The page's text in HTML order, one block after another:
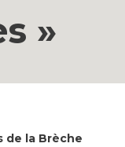
»
de la Brèche